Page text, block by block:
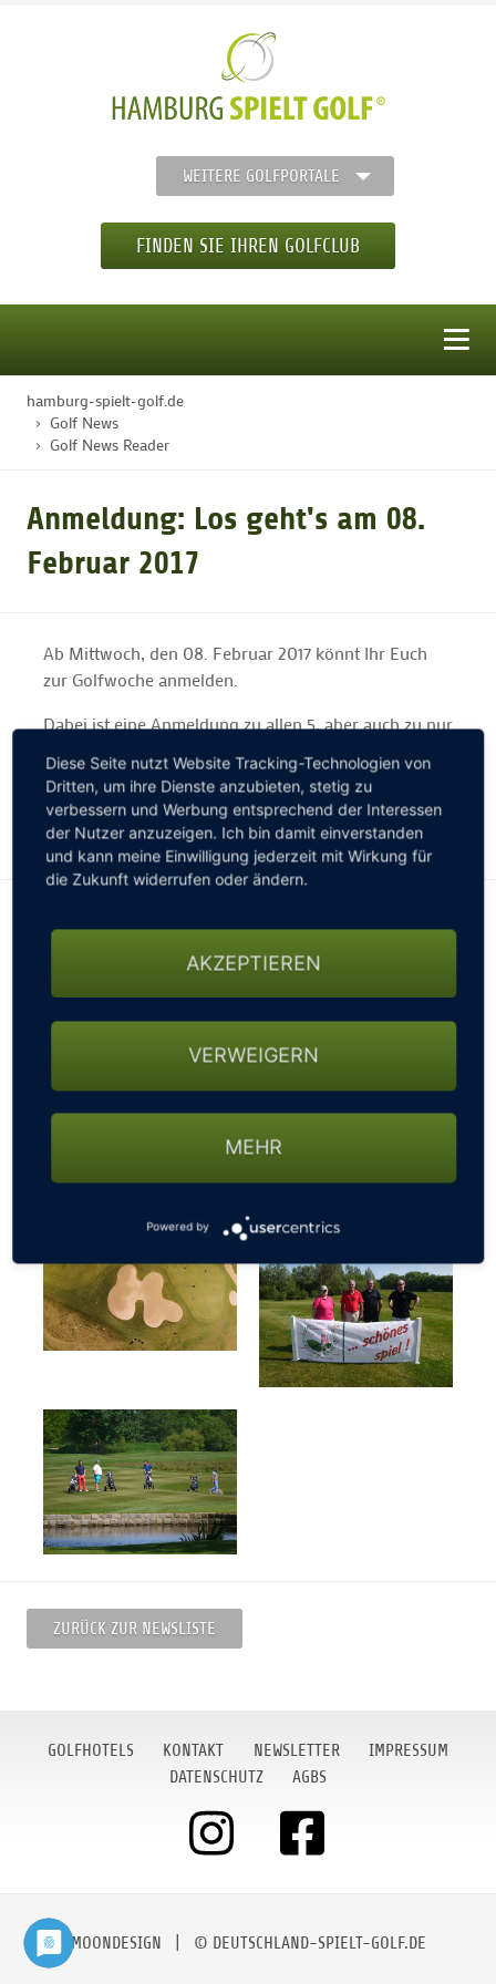
WEITERE GOLFPORTALE
FINDEN SIE IHREN GOLFCLUB
STARTSEITE
GOLFTURNIERE
GOLF NEWS
GOLFEINSTEIGER
hamburg-spielt-golf.de
Golf News
Golf News Reader
Anmeldung: Los geht's am 08.
Februar 2017
Ab Mittwoch, den 08. Februar 2017 könnt Ihr Euch
zur Golfwoche anmelden.
Dabei ist eine Anmeldung zu allen 5, aber auch zu nur
Wir freuen uns auf die 8. Hamburger Golfwoche by
Jeep mit Euch.
ZURÜCK ZUR NEWSLISTE
GOLFHOTELS KONTAKT NEWSLETTER
IMPRESSUM
DATENSCHUTZ
AGBS
MOONDESIGN | © DEUTSCHLAND-SPIELT-GOLF.DE
Diese Seite nutzt Website Tracking-Technologien von
Dritten, um ihre Dienste anzubieten, stetig zu
verbessern und Werbung entsprechend der Interessen
der Nutzer anzuzeigen. Ich bin damit einverstanden
und kann meine Einwilligung jederzeit mit Wirkung für
die Zukunft widerrufen oder ändern.
AKZEPTIEREN
VERWEIGERN
MEHR
Powered by